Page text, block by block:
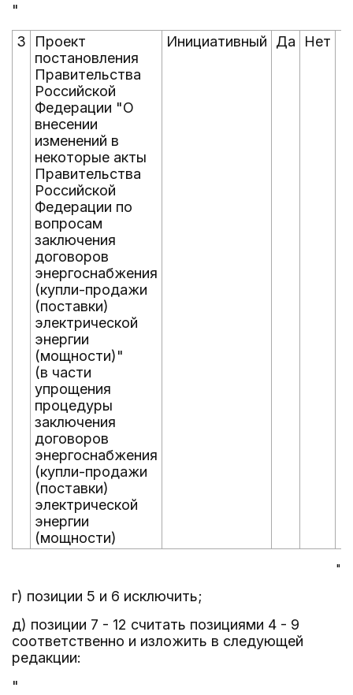
"
3
Проект
постановления
Правительства
Российской
Федерации "О
внесении
изменений в
некоторые акты
Правительства
Российской
Федерации по
вопросам
заключения
договоров
энергоснабжения
(купли-продажи
(поставки)
электрической
энергии
(мощности)"
(в части
упрощения
процедуры
заключения
договоров
энергоснабжения
(купли-продажи
(поставки)
электрической
энергии
(мощности)
Инициативный Да Нет
"
г) позиции 5 и 6 исключить;
д) позиции 7 - 12 считать позициями 4 - 9
соответственно и изложить в следующей
редакции:
"